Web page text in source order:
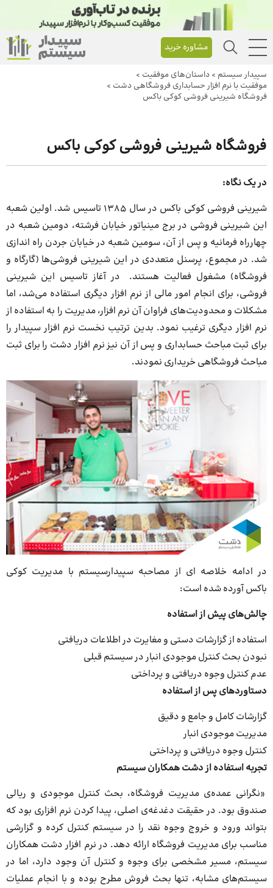
مشاوره خرید
سپیدار سیستم > داستان‌های موفقیت >
موفقیت با نرم افزار حسابداری فروشگاهی دشت >
فروشگاه شیرینی فروشی کوکی باکس
فروشگاه شیرینی فروشی کوکی باکس
در یک نگاه:
شیرینی فروشی کوکی باکس در سال ۱۳۸۵ تاسیس شد. اولین شعبه
این شیرینی فروشی در برج مینیاتور خیابان فرشته، دومین شعبه در
چهارراه فرمانیه و پس از آن، سومین شعبه در خیابان جردن راه اندازی
شد. در مجموع، پرسنل متعددی در این شیرینی فروشی‌ها (گارگاه و
فروشگاه) مشغول فعالیت هستند. در آغاز تاسیس این شیرینی
فروشی، برای انجام امور مالی از نرم افزار دیگری استفاده می‌شد، اما
مشکلات و محدودیت‌های فراوان آن نرم افزار، مدیریت را به استفاده از
نرم افزار دیگری ترغیب نمود. بدین ترتیب نخست نرم افزار سپیدار را
برای ثبت مباحث حسابداری و پس از آن نیز نرم افزار دشت را برای ثبت
مباحث فروشگاهی خریداری نمودند.
در ادامه خلاصه ای از مصاحبه سپیدارسیستم با مدیریت کوکی
باکس آورده شده است:
چالش‌های پیش از استفاده
استفاده از گزارشات دستی و مغایرت در اطلاعات دریافتی
نبودن بحث کنترل موجودی انبار در سیستم قبلی
عدم کنترل وجوه دریافتی و پرداختی
دستاوردهای پس از استفاده
گزارشات کامل و جامع و دقیق
مدیریت موجودی انبار
کنترل وجوه دریافتی و پرداختی
تجربه استفاده از دشت همکاران سیستم
«نگرانی عمده‌ی مدیریت فروشگاه، بحث کنترل موجودی و ریالی
صندوق بود. در حقیقت دغدغه‌ی اصلی، پیدا کردن نرم افزاری بود که
بتواند ورود و خروج وجوه نقد را در سیستم کنترل کرده و گزارشی
مناسب برای مدیریت فروشگاه ارائه دهد. در نرم افزار دشت همکاران
سیستم، مسیر مشخصی برای وجوه و کنترل آن وجود دارد، اما در
سیستم‌های مشابه، تنها بحث فروش مطرح بوده و با انجام عملیات